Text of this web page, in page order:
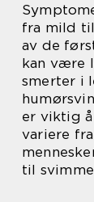
fra mild
av de
kan være
smerter i
er viktig
variere
til